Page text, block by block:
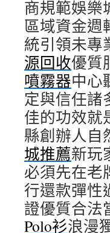
商規範娛樂
區域資金週
統引領未專
源回收優質
噴霧器中心
定與信任諸
佳的功效就
縣創辦人自
城推薦新玩
必須先在老
行還款彈性
證優質合法
Polo衫浪漫